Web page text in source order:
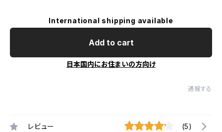
International shipping available
Add to cart
日本国内にお住まいの方向け
通報する
レビュー (5)